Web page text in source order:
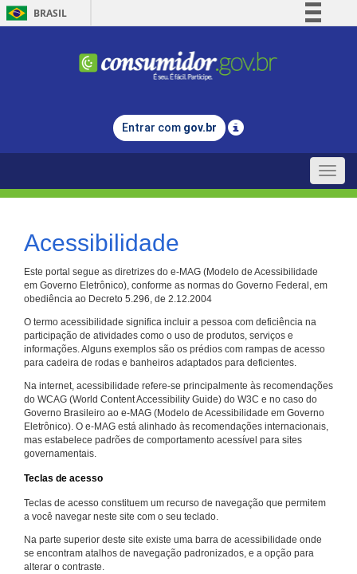
BRASIL
Comunica BR
Legislação
Entrar com gov.br
Toggle
Acessibilidade
Este portal segue as diretrizes do e-MAG (Modelo de Acessibilidade
em Governo Eletrônico), conforme as normas do Governo Federal, em
obediência ao Decreto 5.296, de 2.12.2004
O termo acessibilidade significa incluir a pessoa com deficiência na
participação de atividades como o uso de produtos, serviços e
informações. Alguns exemplos são os prédios com rampas de acesso
para cadeira de rodas e banheiros adaptados para deficientes.
Na internet, acessibilidade refere-se principalmente às recomendações
do WCAG (World Content Accessibility Guide) do W3C e no caso do
Governo Brasileiro ao e-MAG (Modelo de Acessibilidade em Governo
Eletrônico). O e-MAG está alinhado às recomendações internacionais,
mas estabelece padrões de comportamento acessível para sites
governamentais.
Teclas de acesso
Teclas de acesso constituem um recurso de navegação que permitem
a você navegar neste site com o seu teclado.
Na parte superior deste site existe uma barra de acessibilidade onde
se encontram atalhos de navegação padronizados, e a opção para
alterar o contraste.